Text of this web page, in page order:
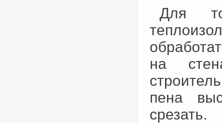
Для
на
пена
срезать.